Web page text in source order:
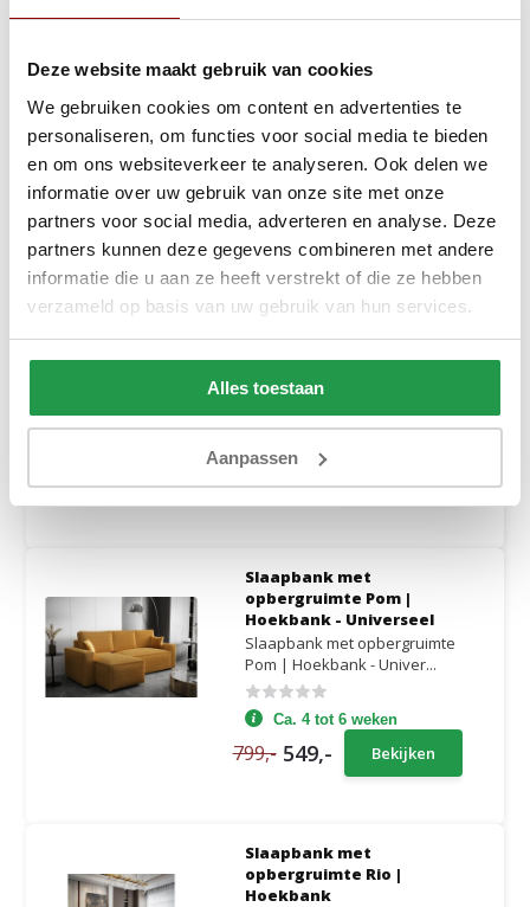
Deze website maakt gebruik van cookies
We gebruiken cookies om content en advertenties te
personaliseren, om functies voor social media te bieden
en om ons websiteverkeer te analyseren. Ook delen we
informatie over uw gebruik van onze site met onze
partners voor social media, adverteren en analyse. Deze
partners kunnen deze gegevens combineren met andere
informatie die u aan ze heeft verstrekt of die ze hebben
verzameld op basis van uw gebruik van hun services.
Alles toestaan
Aanpassen
Slaapbank met
Hoekbank
Max | L-Hoekbank
Ca. 9 tot 13 weken
679,- 549,- Bekijken
Slaapbank met
opbergruimte Sem | L-
Hoekbank
Slaapbank met opbergruimte
Sem | L-Bank
1.049,-
Slaapbank met
opbergruimte Pom |
Hoekbank - Universeel
Slaapbank met opbergruimte
Pom | Hoekbank - Univer...
Ca. 4 tot 6 weken
799,- 549,- Bekijken
Slaapbank met
opbergruimte Rio |
Hoekbank